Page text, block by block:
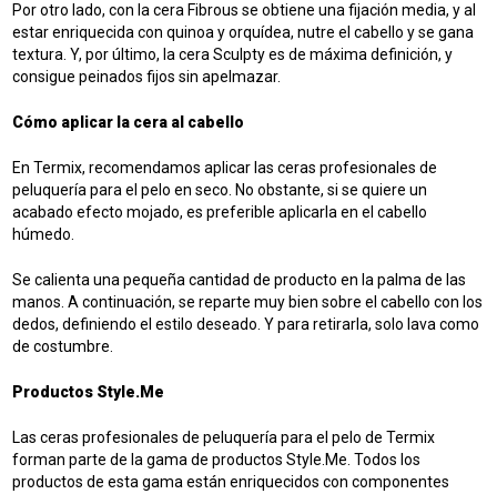
Por otro lado, con la cera Fibrous se obtiene una fijación media, y al
estar enriquecida con quinoa y orquídea, nutre el cabello y se gana
textura. Y, por último, la cera Sculpty es de máxima definición, y
consigue peinados fijos sin apelmazar.
Cómo aplicar la cera al cabello
En Termix, recomendamos aplicar las ceras profesionales de
peluquería para el pelo en seco. No obstante, si se quiere un
acabado efecto mojado, es preferible aplicarla en el cabello
húmedo.
Se calienta una pequeña cantidad de producto en la palma de las
manos. A continuación, se reparte muy bien sobre el cabello con los
dedos, definiendo el estilo deseado. Y para retirarla, solo lava como
de costumbre.
Productos Style.Me
Las ceras profesionales de peluquería para el pelo de Termix
forman parte de la gama de productos Style.Me. Todos los
productos de esta gama están enriquecidos con componentes